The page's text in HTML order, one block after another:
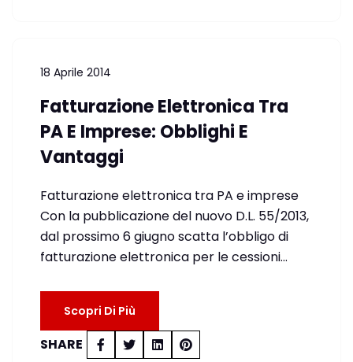
18 Aprile 2014
Fatturazione Elettronica Tra
PA E Imprese: Obblighi E
Vantaggi
Fatturazione elettronica tra PA e imprese
Con la pubblicazione del nuovo D.L. 55/2013,
dal prossimo 6 giugno scatta l’obbligo di
fatturazione elettronica per le cessioni…
Scopri Di Più
SHARE